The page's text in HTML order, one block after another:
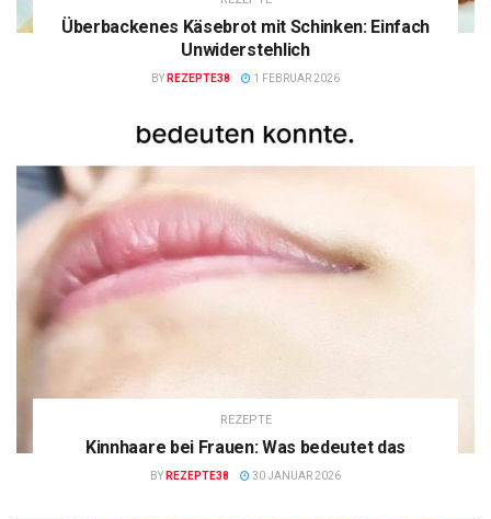
Überbackenes Käsebrot mit Schinken: Einfach
Unwiderstehlich
BY REZEPTE38 1 FEBRUAR 2026
REZEPTE
Kinnhaare bei Frauen: Was bedeutet das
BY REZEPTE38 30 JANUAR 2026